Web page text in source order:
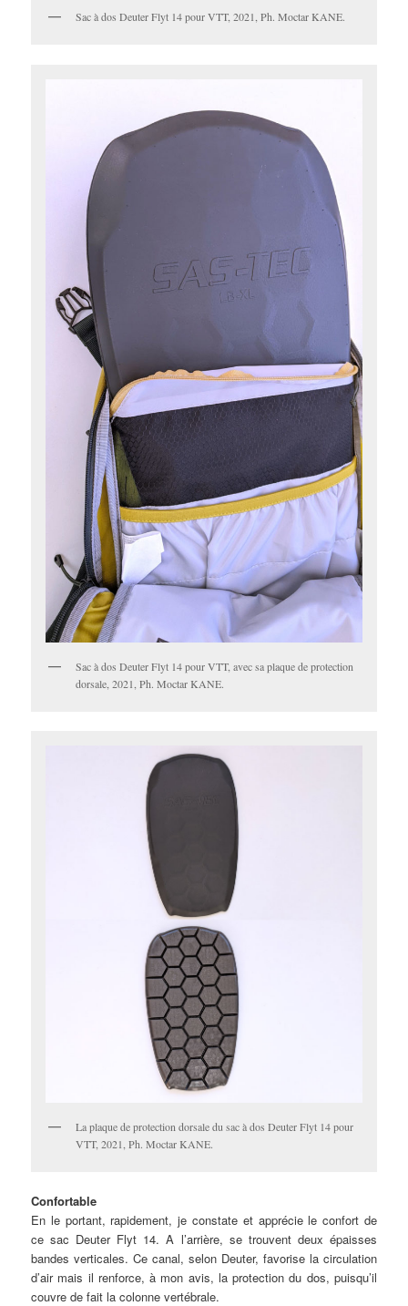
Sac à dos Deuter Flyt 14 pour VTT, 2021, Ph. Moctar KANE.
Sac à dos Deuter Flyt 14 pour VTT, avec sa plaque de protection
dorsale, 2021, Ph. Moctar KANE.
La plaque de protection dorsale du sac à dos Deuter Flyt 14 pour
VTT, 2021, Ph. Moctar KANE.
Confortable
En le portant, rapidement, je constate et apprécie le confort de
ce sac Deuter Flyt 14. A l’arrière, se trouvent deux épaisses
bandes verticales. Ce canal, selon Deuter, favorise la circulation
d’air mais il renforce, à mon avis, la protection du dos, puisqu’il
couvre de fait la colonne vertébrale.